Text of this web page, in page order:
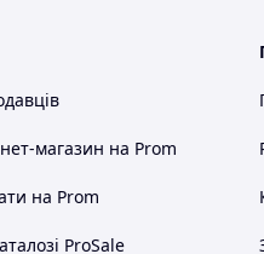
магазин на Prom
на Prom
ProSale